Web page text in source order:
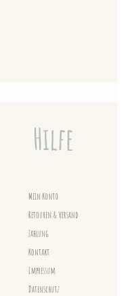
Hilfe
Mein Konto
Retouren & Versand
Zahlung
Kontakt
Impressum
Datenschutz